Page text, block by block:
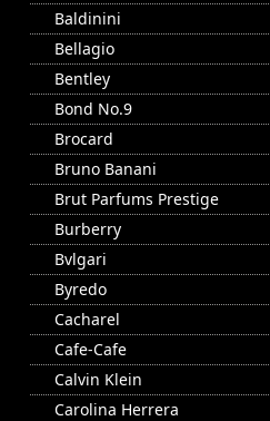
Baldinini
Bellagio
Bentley
Bond No.9
Brocard
Bruno Banani
Brut Parfums Prestige
Burberry
Bvlgari
Byredo
Cacharel
Cafe-Cafe
Calvin Klein
Carolina Herrera